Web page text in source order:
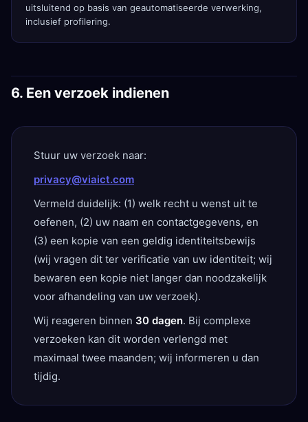
uitsluitend op basis van geautomatiseerde verwerking,
inclusief profilering.
6. Een verzoek indienen
Stuur uw verzoek naar:
privacy@viaict.com
Vermeld duidelijk: (1) welk recht u wenst uit te
oefenen, (2) uw naam en contactgegevens, en
(3) een kopie van een geldig identiteitsbewijs
(wij vragen dit ter verificatie van uw identiteit; wij
bewaren een kopie niet langer dan noodzakelijk
voor afhandeling van uw verzoek).
Wij reageren binnen 30 dagen. Bij complexe
verzoeken kan dit worden verlengd met
maximaal twee maanden; wij informeren u dan
tijdig.